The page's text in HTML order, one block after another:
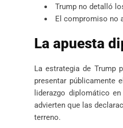
Trump no detalló
El compromiso no
La apuesta
La estrategia de Trump
presentar públicamente
liderazgo diplomático
advierten que las
terreno.